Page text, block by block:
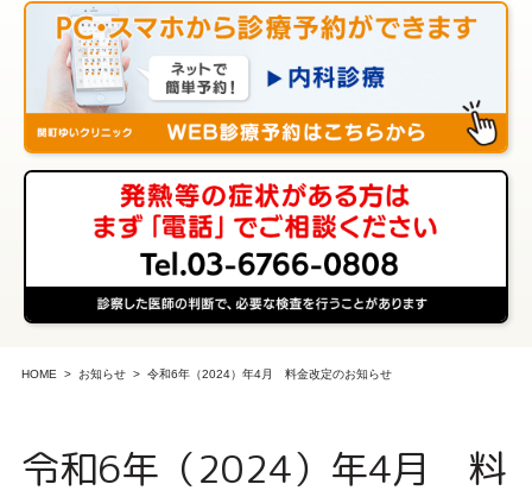
HOME お知らせ 令和6年（2024）年4月 料金改定のお知らせ
令和6年（2024）年4月 料